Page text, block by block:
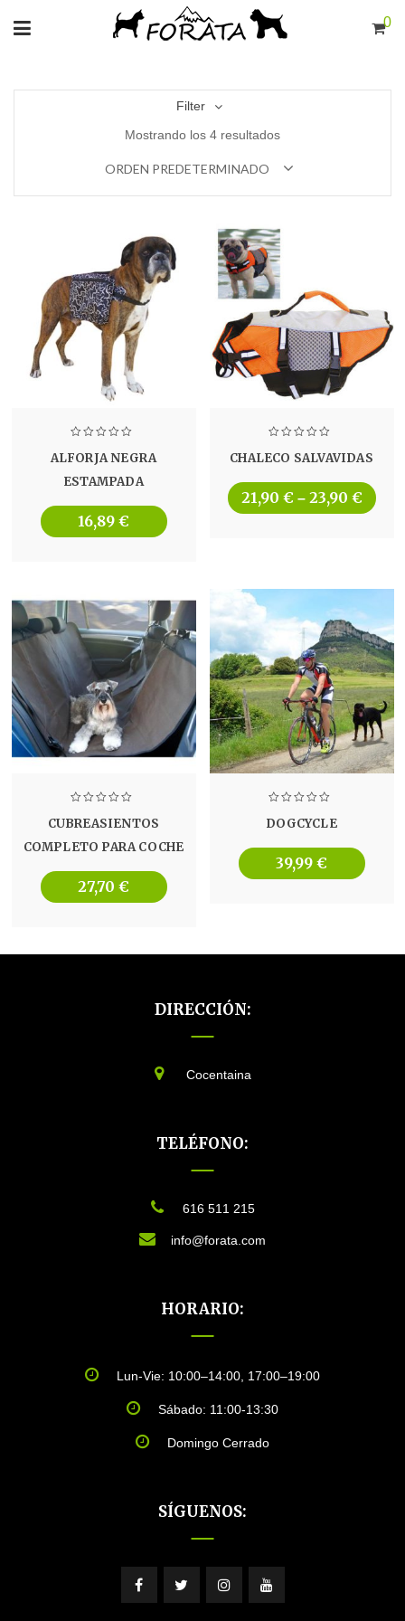
0
Filter
Mostrando los 4 resultados
ORDEN PREDETERMINADO
ALFORJA NEGRA
ESTAMPADA
16,89 €
CHALECO SALVAVIDAS
21,90 € – 23,90 €
CUBREASIENTOS
COMPLETO PARA COCHE
27,70 €
DOGCYCLE
39,99 €
DIRECCIÓN:
Cocentaina
TELÉFONO:
616 511 215
info@forata.com
HORARIO:
Lun-Vie: 10:00–14:00, 17:00–19:00
Sábado: 11:00-13:30
Domingo Cerrado
SÍGUENOS: